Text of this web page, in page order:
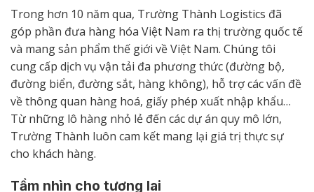
Trong hơn 10 năm qua, Trường Thành Logistics đã
góp phần đưa hàng hóa Việt Nam ra thị trường quốc tế
và mang sản phẩm thế giới về Việt Nam. Chúng tôi
cung cấp dịch vụ vận tải đa phương thức (đường bộ,
đường biển, đường sắt, hàng không), hỗ trợ các vấn đề
về thông quan hàng hoá, giấy phép xuất nhập khẩu…
Từ những lô hàng nhỏ lẻ đến các dự án quy mô lớn,
Trường Thành luôn cam kết mang lại giá trị thực sự
cho khách hàng.
Tầm nhìn cho tương lai